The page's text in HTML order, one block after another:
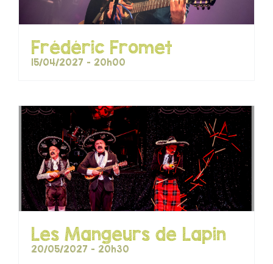
Frédéric Fromet
15/04/2027 - 20h00
Les Mangeurs de Lapin
20/05/2027 - 20h30